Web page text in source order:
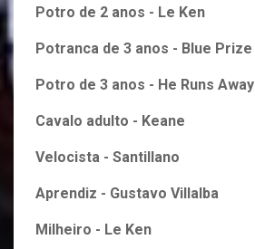
Potro de 2 anos - Le Ken
Potranca de 3 anos - Blue Prize
Potro de 3 anos - He Runs Away
Cavalo adulto - Keane
Velocista - Santillano
Aprendiz - Gustavo Villalba
Milheiro - Le Ken